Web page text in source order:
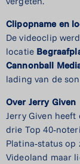
Clipopname en
De videoclip
locatie
Cannonball
lading van de
Over Jerry Given
Jerry Given
drie Top
Platina‑status
Videoland maar